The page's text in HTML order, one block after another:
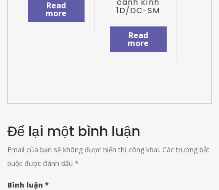
Read
more
cánh kính
1D/DC-SM
Read
more
Để lại một bình luận
Email của bạn sẽ không được hiển thị công khai. Các trường bắt
buộc được đánh dấu *
Bình luận *